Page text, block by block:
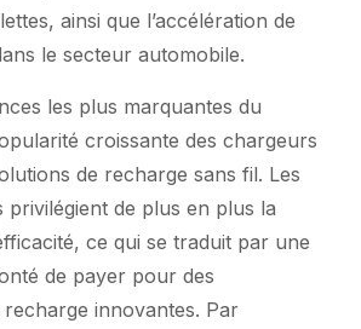
ainsi que l’accélération de
le secteur automobile.
les plus marquantes du
croissante des chargeurs
de recharge sans fil. Les
privilégient de plus en plus la
ce qui se traduit par une
de payer pour des
innovantes. Par